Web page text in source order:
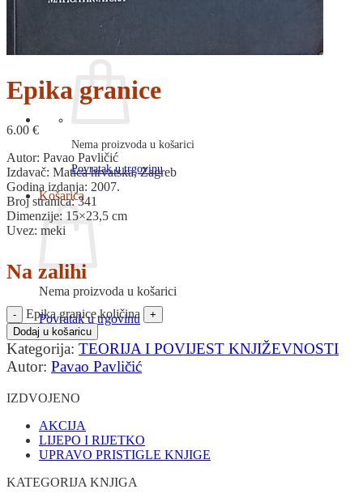
Nema proizvoda u košarici
Povratak u trgovinu
Košarica
Nema proizvoda u košarici
Povratak u trgovinu
Epika granice
6.00 €
Autor: Pavao Pavličić
Izdavač: Matica hrvatska, Zagreb
Godina izdanja: 2007.
Broj stranica: 341
Dimenzije: 15×23,5 cm
Uvez: meki
Na zalihi
Epika granice količina
Dodaj u košaricu
Kategorija: TEORIJA I POVIJEST KNJIŽEVNOSTI
Autor: Pavao Pavličić
IZDVOJENO
AKCIJA
LIJEPO I RIJETKO
UPRAVO PRISTIGLE KNJIGE
KATEGORIJA KNJIGA